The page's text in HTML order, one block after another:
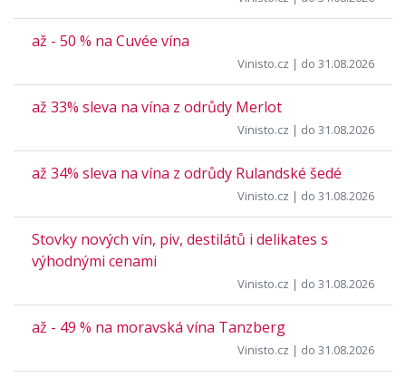
až - 50 % na Cuvée vína
Vinisto.cz | do 31.08.2026
až 33% sleva na vína z odrůdy Merlot
Vinisto.cz | do 31.08.2026
až 34% sleva na vína z odrůdy Rulandské šedé
Vinisto.cz | do 31.08.2026
Stovky nových vín, piv, destilátů i delikates s
výhodnými cenami
Vinisto.cz | do 31.08.2026
až - 49 % na moravská vína Tanzberg
Vinisto.cz | do 31.08.2026